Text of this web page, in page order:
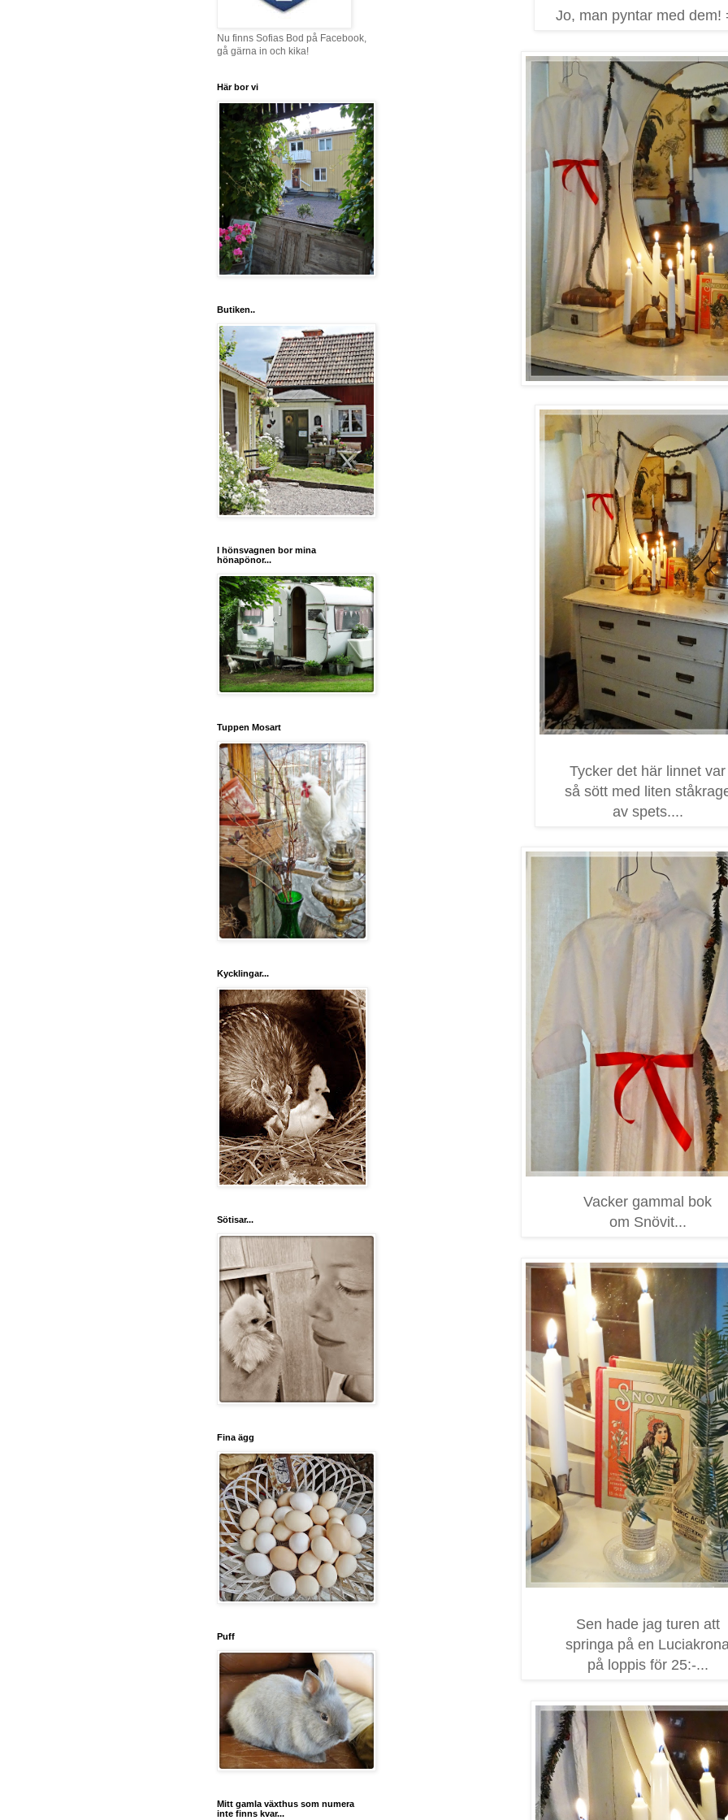
Jo, man pyntar med dem!
Tycker det här linnet var
så sött med liten
av spets....
Vacker gammal bok
om Snövit...
Sen hade jag turen att
springa på en
på loppis för 25:-...
Nu finns Sofias Bod på Facebook,
gå gärna in och kika!
Här bor vi
Butiken..
I hönsvagnen bor mina
hönapönor...
Tuppen Mosart
Kycklingar...
Sötisar...
Fina ägg
Puff
Mitt gamla växthus som numera
inte finns kvar...